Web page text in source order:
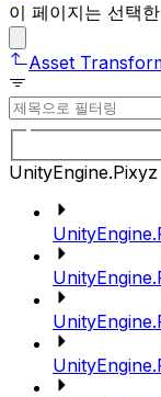
이 페이지는 선택
Asset
UnityEngine.Pixyz